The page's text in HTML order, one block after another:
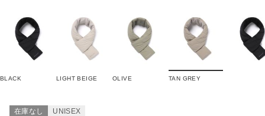
BLACK LIGHT BEIGE OLIVE TAN GREY
在庫なし UNISEX